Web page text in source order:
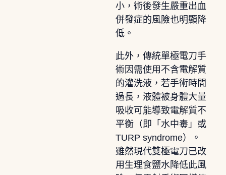
小，術後發生嚴重出血
併發症的風險也明顯降
低。
此外，傳統單極電刀手
術因需使用不含電解質
的灌洗液，若手術時間
過長，液體被身體大量
吸收可能導致電解質不
平衡（即「水中毒」或
TURP syndrome）。
雖然現代雙極電刀已改
用生理食鹽水降低此風